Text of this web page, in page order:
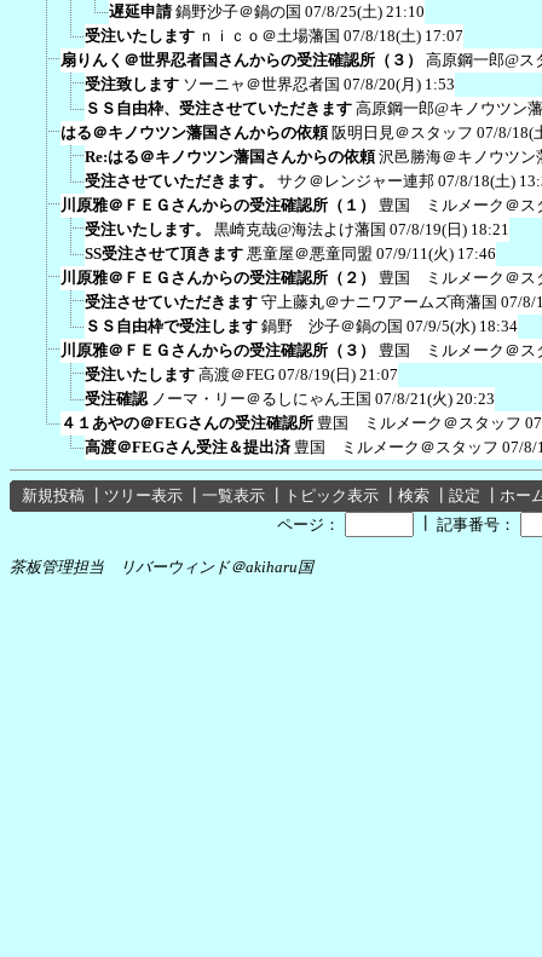
遅延申請 鍋野沙子＠鍋の国 07/8/25(土) 21:10
受注いたします ｎｉｃｏ＠土場藩国 07/8/18(土) 17:07
扇りんく＠世界忍者国さんからの受注確認所（３）
高原鋼一郎@ス
受注致します ソーニャ＠世界忍者国 07/8/20(月) 1:53
ＳＳ自由枠、受注させていただきます 高原鋼一郎@キノウツン
はる＠キノウツン藩国さんからの依頼 阪明日見＠スタッフ 07/8/18(
Re:はる＠キノウツン藩国さんからの依頼 沢邑勝海＠キノウツン
受注させていただきます。
サク＠レンジャー連邦 07/8/18(土)
川原雅＠ＦＥＧさんからの受注確認所（１）
豊国 ミルメーク＠ス
受注いたします。
黒崎克哉@海法よけ藩国 07/8/19(日) 18:21
SS受注させて頂きます 悪童屋＠悪童同盟 07/9/11(火) 17:46
川原雅＠ＦＥＧさんからの受注確認所（２）
豊国 ミルメーク＠ス
受注させていただきます 守上藤丸＠ナニワアームズ商藩国 07/8/
ＳＳ自由枠で受注します 鍋野 沙子＠鍋の国 07/9/5(水) 18:34
川原雅＠ＦＥＧさんからの受注確認所（３）
豊国 ミルメーク＠ス
受注いたします 高渡＠FEG 07/8/19(日) 21:07
受注確認 ノーマ・リー＠るしにゃん王国 07/8/21(火) 20:23
４１あやの＠FEGさんの受注確認所 豊国 ミルメーク＠スタッフ
高渡＠FEGさん受注＆提出済 豊国 ミルメーク＠スタッフ 07/8/
新規投稿 ツリー表示 一覧表示 トピック表示 検索 設定
ホー
ページ：
記事番号：
茶板管理担当 リバーウィンド＠akiharu国